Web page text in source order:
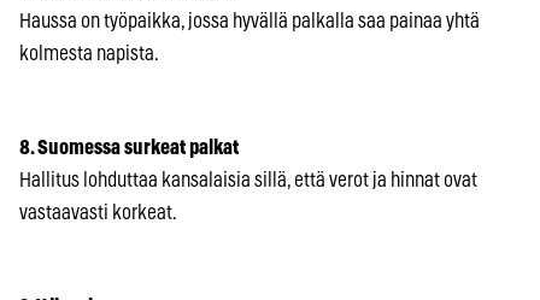
Haussa on työpaikka, jossa hyvällä palkalla saa painaa yhtä
kolmesta napista.
8. Suomessa surkeat palkat
Hallitus lohduttaa kansalaisia sillä, että verot ja hinnat ovat
vastaavasti korkeat.